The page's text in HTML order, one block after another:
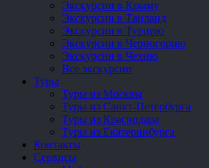
Экскурсии в Крыму
Экскурсии в Таиланд
Экскурсии в Турцию
Экскурсии в Черногорию
Экскурсии в Чехию
Все экскурсии
Туры
Туры из Москвы
Туры из Санкт-Петербурга
Туры из Краснодара
Туры из Екатеринбурга
Контакты
Сервисы